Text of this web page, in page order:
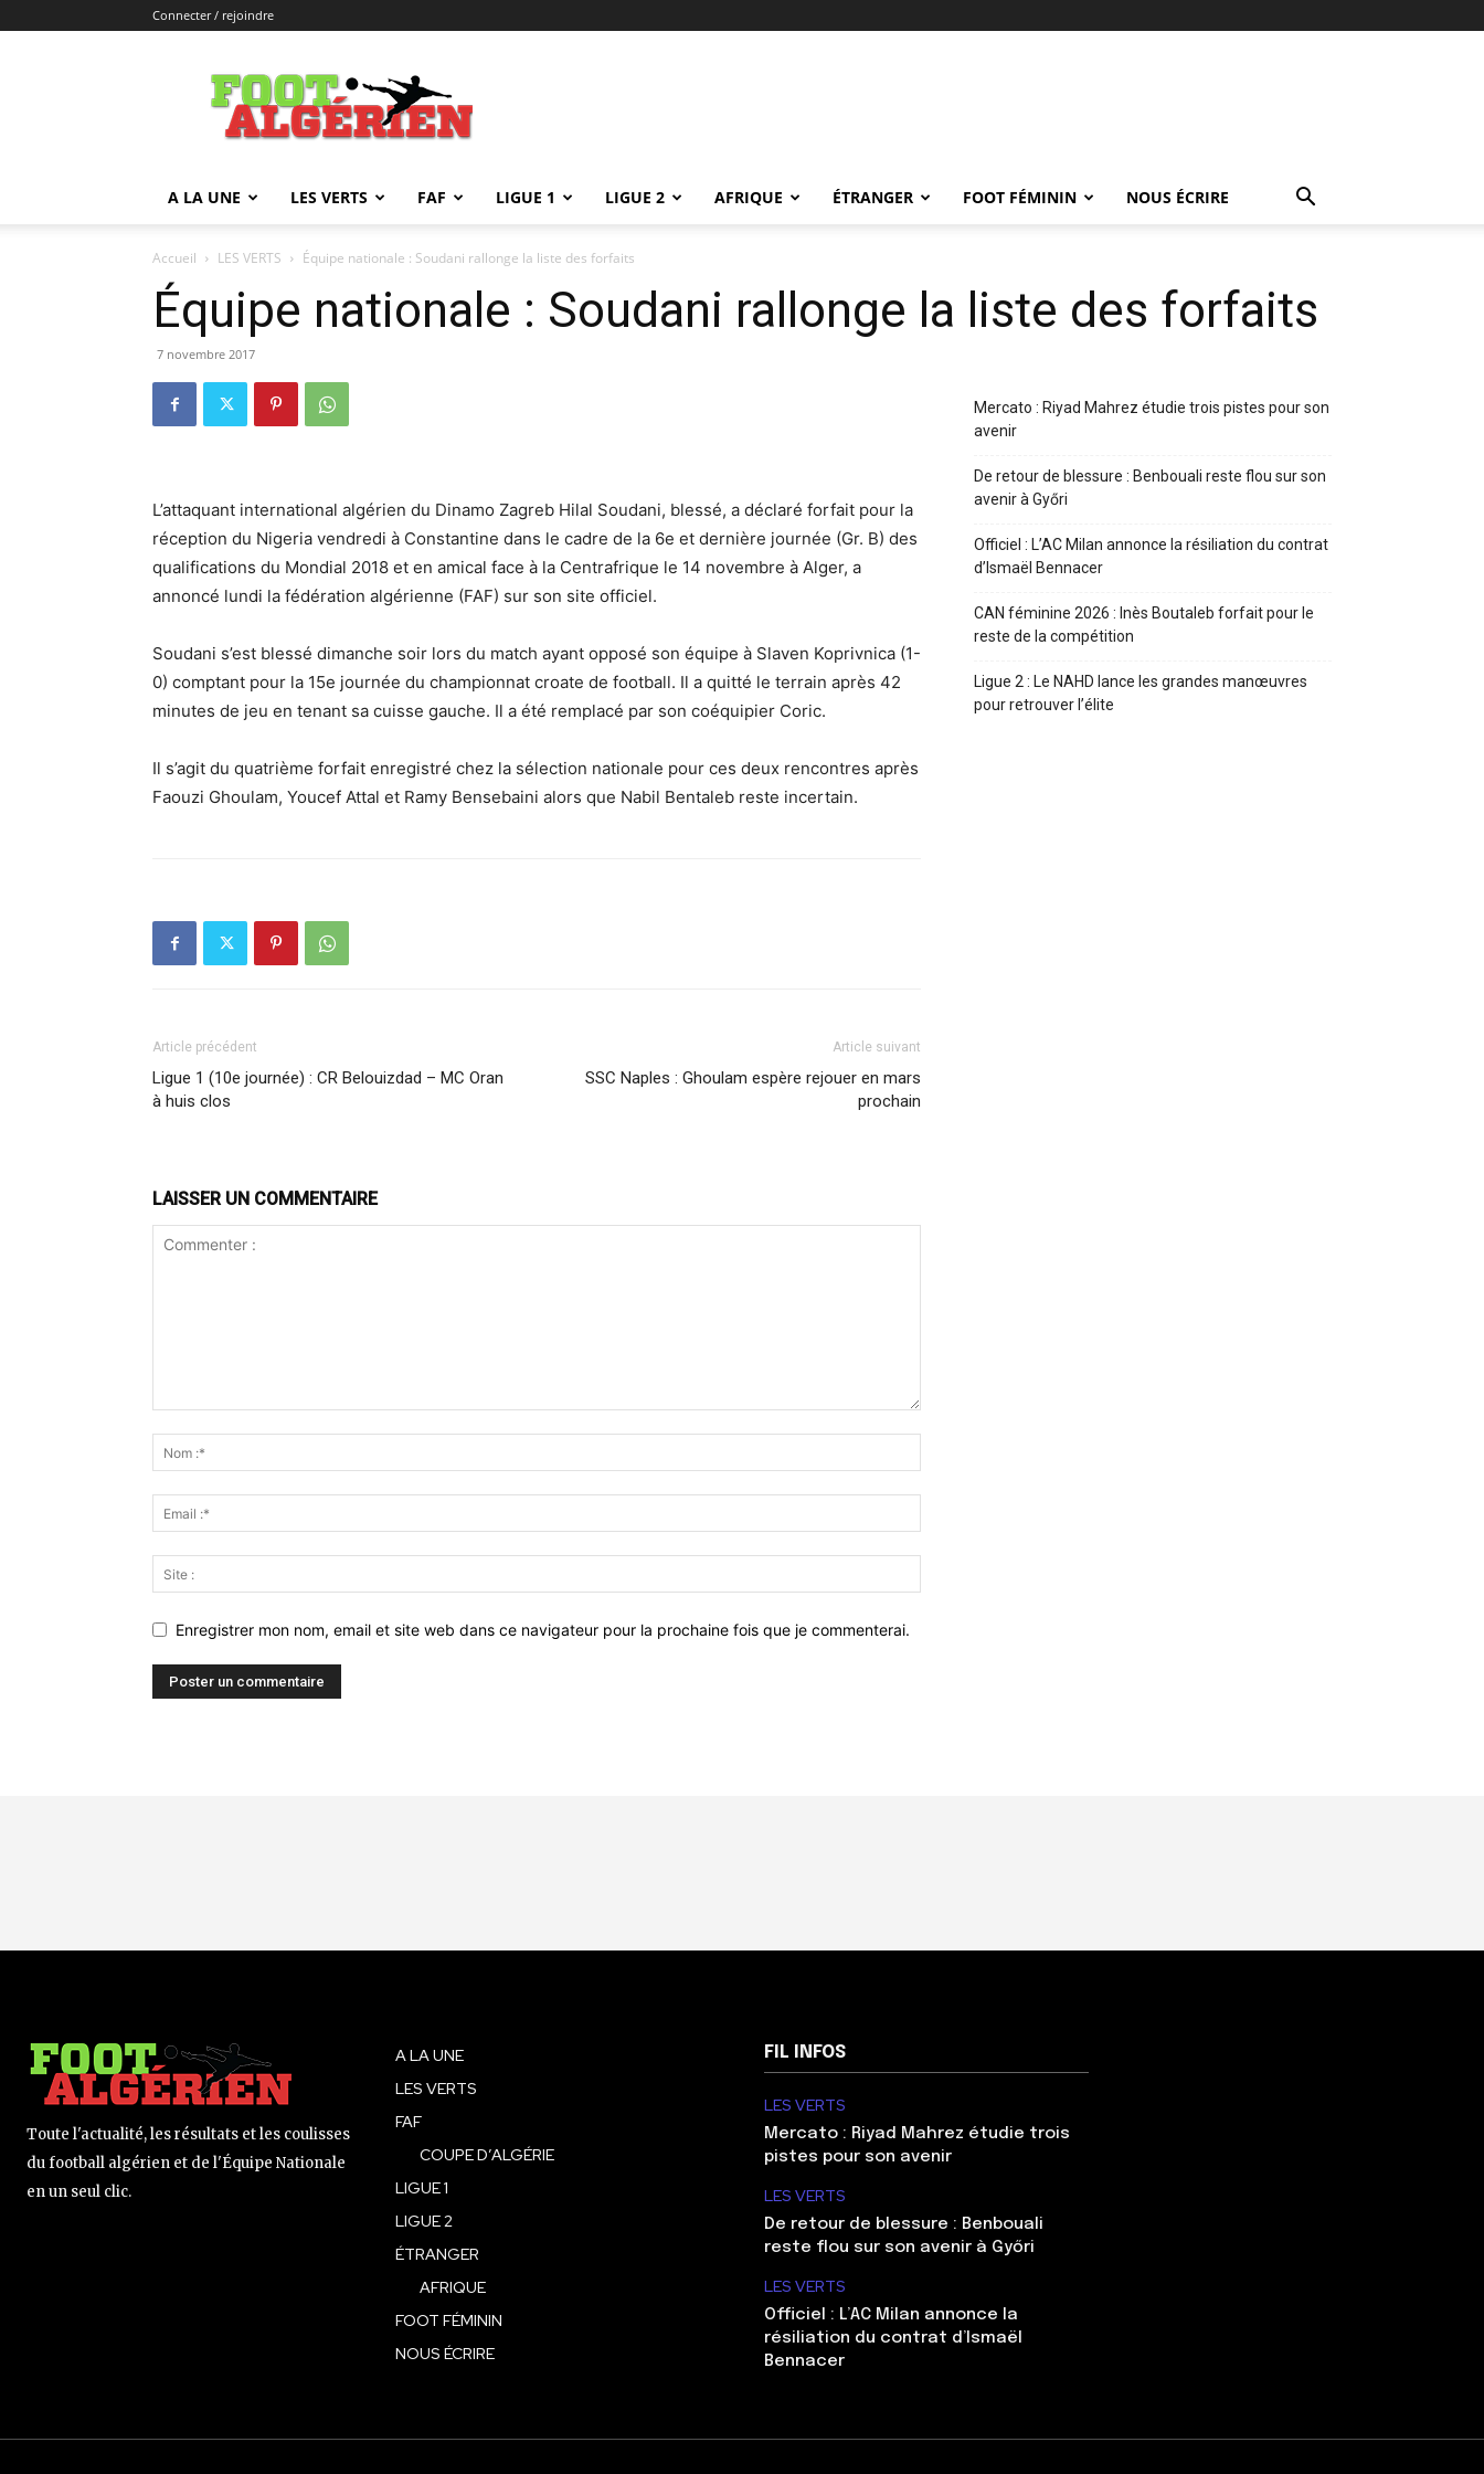
Connecter / rejoindre
FOOTALGERIEN
A LA UNE LES VERTS FAF LIGUE 1 LIGUE 2 AFRIQUE ÉTRANGER FOOT FÉMININ NOUS ÉCRIRE
Accueil LES VERTS Équipe nationale : Soudani rallonge la liste des forfaits
Équipe nationale : Soudani rallonge la liste des forfaits
7 novembre 2017
L’attaquant international algérien du Dinamo Zagreb Hilal Soudani, blessé, a déclaré forfait pour la
réception du Nigeria vendredi à Constantine dans le cadre de la 6e et dernière journée (Gr. B) des
qualifications du Mondial 2018 et en amical face à la Centrafrique le 14 novembre à Alger, a
annoncé lundi la fédération algérienne (FAF) sur son site officiel.
Soudani s’est blessé dimanche soir lors du match ayant opposé son équipe à Slaven Koprivnica (1-
0) comptant pour la 15e journée du championnat croate de football. Il a quitté le terrain après 42
minutes de jeu en tenant sa cuisse gauche. Il a été remplacé par son coéquipier Coric.
Il s’agit du quatrième forfait enregistré chez la sélection nationale pour ces deux rencontres après
Faouzi Ghoulam, Youcef Attal et Ramy Bensebaini alors que Nabil Bentaleb reste incertain.
Article précédent
Ligue 1 (10e journée) : CR Belouizdad – MC Oran
à huis clos
Article suivant
SSC Naples : Ghoulam espère rejouer en mars
prochain
LAISSER UN COMMENTAIRE
Enregistrer mon nom, email et site web dans ce navigateur pour la prochaine fois que je commenterai.
Mercato : Riyad Mahrez étudie trois pistes pour son
avenir
De retour de blessure : Benbouali reste flou sur son
avenir à Győri
Officiel : L’AC Milan annonce la résiliation du contrat
d’Ismaël Bennacer
CAN féminine 2026 : Inès Boutaleb forfait pour le
reste de la compétition
Ligue 2 : Le NAHD lance les grandes manœuvres
pour retrouver l’élite
Toute l'actualité, les résultats et les coulisses
du football algérien et de l'Équipe Nationale
en un seul clic.
A LA UNE
LES VERTS
FAF
COUPE D’ALGÉRIE
LIGUE 1
LIGUE 2
ÉTRANGER
AFRIQUE
FOOT FÉMININ
NOUS ÉCRIRE
FIL INFOS
LES VERTS
Mercato : Riyad Mahrez étudie trois
pistes pour son avenir
LES VERTS
De retour de blessure : Benbouali
reste flou sur son avenir à Győri
LES VERTS
Officiel : L’AC Milan annonce la
résiliation du contrat d’Ismaël
Bennacer